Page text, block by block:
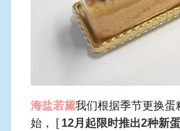
海盐若黛我们根据季节更换蛋
始，
[12月起限时推出2种新